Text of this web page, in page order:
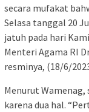
secara mufakat
Selasa tanggal 20
jatuh pada hari
Menteri Agama RI
resminya, (18/6/
Menurut Wamenag,
karena dua hal. “